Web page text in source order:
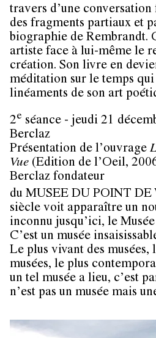
travers d’une
des fragments partiaux et
biographie de Rembrandt.
artiste face à lui-même le
création. Son livre en
méditation sur le temps
linéaments de son art
2e séance - jeudi 21
Berclaz
Présentation de l’ouvrage
Vue (Edition de l’Oeil,
Berclaz fondateur
du MUSEE DU POINT DE
siècle voit apparaître un
inconnu jusqu’ici, le
C’est un musée
Le plus vivant des musées,
musées, le plus
un tel musée a lieu, c’est
n’est pas un musée mais